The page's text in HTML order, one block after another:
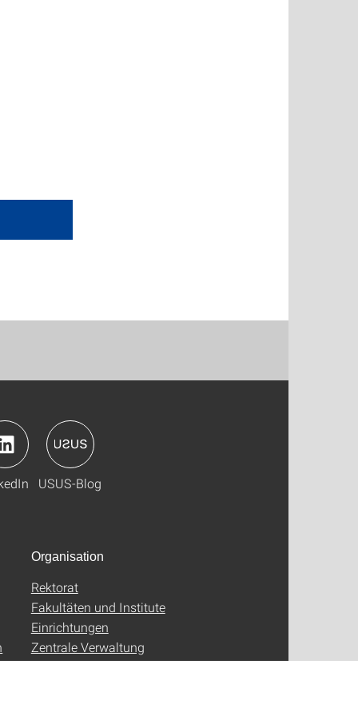
USUS-Blog
Organisation
Rektorat
Fakultäten und Institute
Einrichtungen
Zentrale Verwaltung